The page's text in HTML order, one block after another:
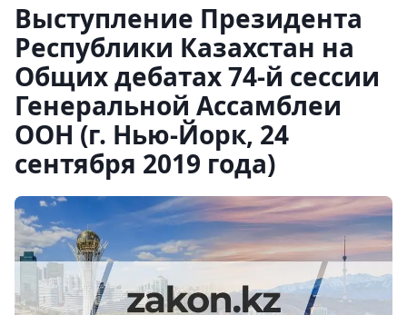
Выступление Президента
Республики Казахстан на
Общих дебатах 74-й сессии
Генеральной Ассамблеи
ООН (г. Нью-Йорк, 24
сентября 2019 года)